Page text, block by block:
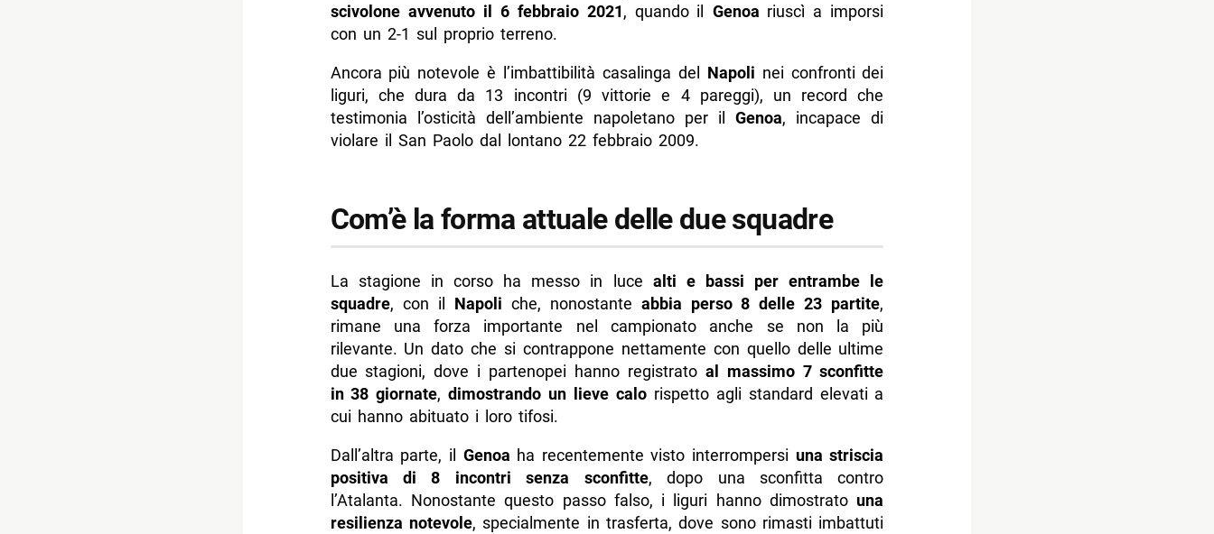
scivolone avvenuto il 6 febbraio 2021, quando il Genoa riuscì a imporsi
con un 2-1 sul proprio terreno.
Ancora più notevole è l’imbattibilità casalinga del Napoli nei confronti dei
liguri, che dura da 13 incontri (9 vittorie e 4 pareggi), un record che
testimonia l’osticità dell’ambiente napoletano per ilGenoa, incapace di
violare il San Paolo dal lontano 22 febbraio 2009.
Com’è la forma attuale delle due squadre
La stagione in corso ha messo in luce alti e bassi per entrambe le
squadre, con il Napoli che, nonostante abbia perso 8 delle 23 partite,
rimane una forza importante nel campionato anche se non la più
rilevante. Un dato che si contrappone nettamente con quello delle ultime
due stagioni, dove i partenopei hanno registrato al massimo 7 sconfitte
in 38 giornate,dimostrando un lieve calorispetto agli standard elevati a
cui hanno abituato i loro tifosi.
Dall’altra parte, il Genoa ha recentemente visto interrompersi una striscia
positiva di 8 incontri senza sconfitte, dopo una sconfitta contro
l’Atalanta. Nonostante questo passo falso, i liguri hanno dimostrato una
resilienza notevole, specialmente in trasferta, dove sono rimasti imbattuti